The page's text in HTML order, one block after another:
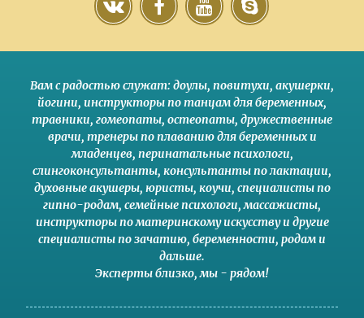
Вам с радостью служат:доулы, повитухи, акушерки,
йогини, инструкторы по танцам для беременных,
травники, гомеопаты, остеопаты, дружественные
врачи, тренеры по плаванию для беременных и
младенцев, перинатальные психологи,
слингоконсультанты, консультанты по лактации,
духовные акушеры, юристы, коучи, специалисты по
гипно-родам, семейные психологи,массажисты,
инструкторы по материнскому искусствуи другие
специалисты по зачатию, беременности, родами
дальше.
Эксперты близко,мы - рядом!